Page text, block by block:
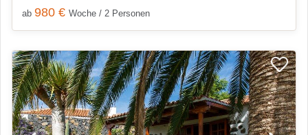
ab 980 € Woche / 2 Personen